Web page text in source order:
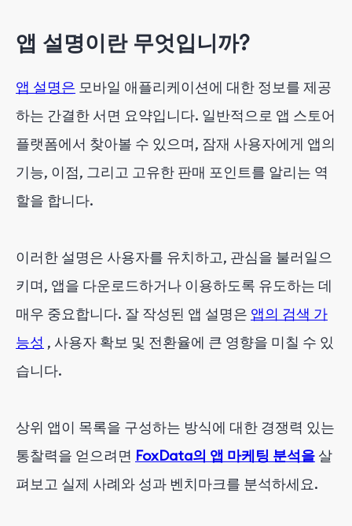
앱 설명이란 무엇입니까?
앱 설명은 모바일 애플리케이션에 대한 정보를 제공
하는 간결한 서면 요약입니다. 일반적으로 앱 스토어
플랫폼에서 찾아볼 수 있으며, 잠재 사용자에게 앱의
기능, 이점, 그리고 고유한 판매 포인트를 알리는 역
할을 합니다.
이러한 설명은 사용자를 유치하고, 관심을 불러일으
키며, 앱을 다운로드하거나 이용하도록 유도하는 데
매우 중요합니다. 잘 작성된 앱 설명은 앱의 검색 가
능성 , 사용자 확보 및 전환율에 큰 영향을 미칠 수 있
습니다.
상위 앱이 목록을 구성하는 방식에 대한 경쟁력 있는
통찰력을 얻으려면 FoxData의 앱 마케팅 분석을 살
펴보고 실제 사례와 성과 벤치마크를 분석하세요.